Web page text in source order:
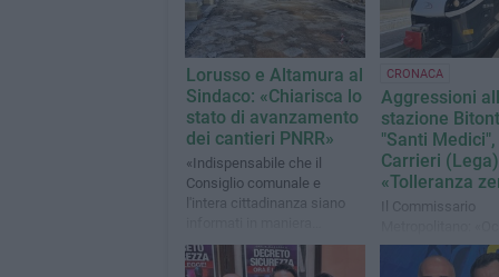
Lorusso e Altamura al
Sindaco: «Chiarisca lo
stato di avanzamento
dei cantieri PNRR»
«Indispensabile che il
Consiglio comunale e
l'intera cittadinanza siano
puntuale sul rispetto delle
scadenze previste»
CRONACA
Aggressioni
stazione
"Santi Medici",
Carrieri
«Tolleranza
Il Commissario
periodici controlli
sui treni»